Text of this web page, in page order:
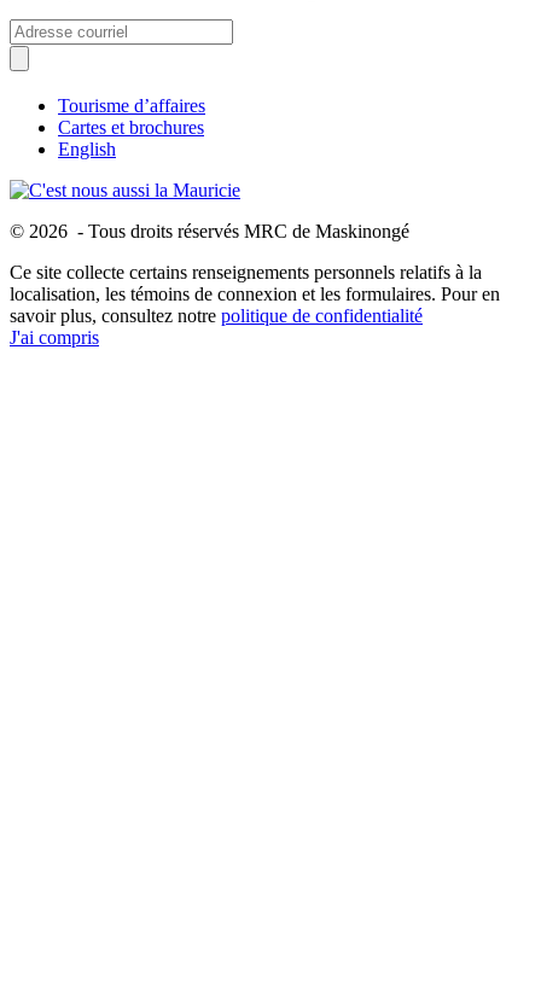
Tourisme d’affaires
Cartes et brochures
English
© 2026 - Tous droits réservés MRC de Maskinongé
Ce site collecte certains renseignements personnels relatifs à la
localisation, les témoins de connexion et les formulaires. Pour en
savoir plus, consultez notre politique de confidentialité
J'ai compris